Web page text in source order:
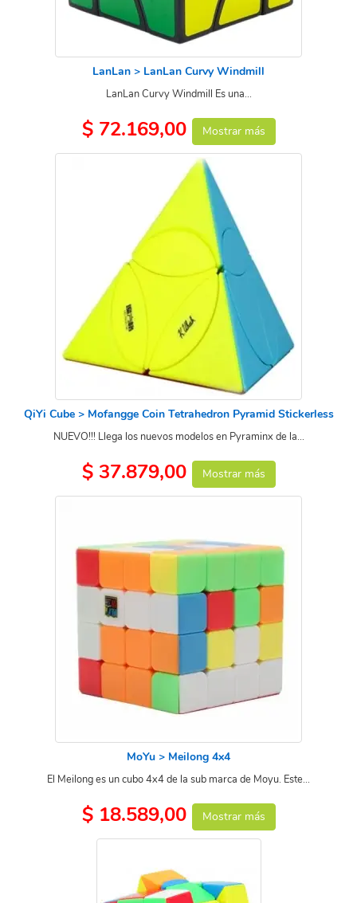
LanLan > LanLan Curvy Windmill
LanLan Curvy Windmill Es una...
$ 72.169,00 Mostrar más
QiYi Cube > Mofangge Coin Tetrahedron Pyramid Stickerless
NUEVO!!! Llega los nuevos modelos en Pyraminx de la...
$ 37.879,00 Mostrar más
MoYu > Meilong 4x4
El Meilong es un cubo 4x4 de la sub marca de Moyu. Este...
$ 18.589,00 Mostrar más